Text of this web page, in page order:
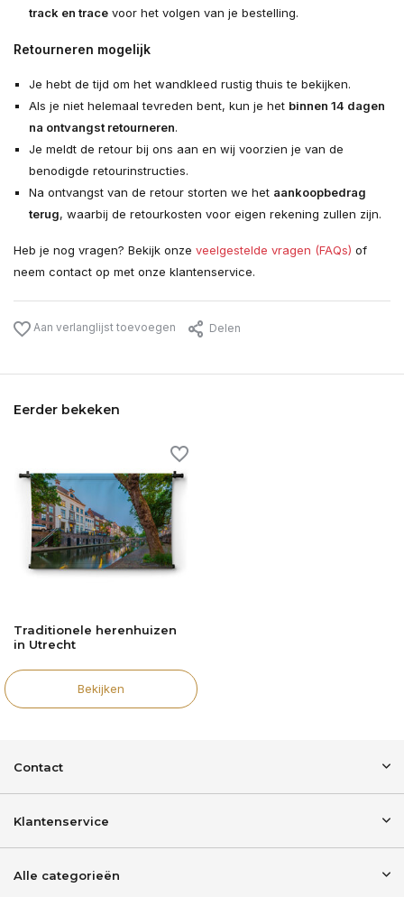
track en tracevoor het volgen van je bestelling.
Retourneren mogelijk
Je hebt de tijd om het wandkleed rustig thuis te bekijken.
Als je niet helemaal tevreden bent, kun je het binnen 14 dagen
na ontvangst retourneren.
Je meldt de retour bij ons aan en wij voorzien je van de
benodigde retourinstructies.
Na ontvangst van de retour storten we het aankoopbedrag
terug, waarbij de retourkosten voor eigen rekening zullen zijn.
Heb je nog vragen? Bekijk onze veelgestelde vragen (FAQs) of
neem contact op met onze klantenservice.
Aan verlanglijst toevoegen Delen
Eerder bekeken
Traditionele herenhuizen
in Utrecht
Bekijken
Contact
Klantenservice
Alle categorieën